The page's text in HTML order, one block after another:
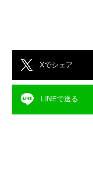
Xでシェア
LINEで送る